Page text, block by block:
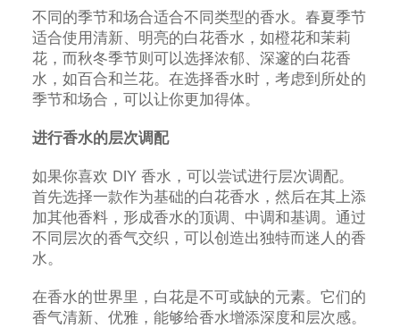
不同的季节和场合适合不同类型的香水。春夏季节
适合使用清新、明亮的白花香水，如橙花和茉莉
花，而秋冬季节则可以选择浓郁、深邃的白花香
水，如百合和兰花。在选择香水时，考虑到所处的
季节和场合，可以让你更加得体。
进行香水的层次调配
如果你喜欢 DIY 香水，可以尝试进行层次调配。
首先选择一款作为基础的白花香水，然后在其上添
加其他香料，形成香水的顶调、中调和基调。通过
不同层次的香气交织，可以创造出独特而迷人的香
水。
在香水的世界里，白花是不可或缺的元素。它们的
香气清新、优雅，能够给香水增添深度和层次感。